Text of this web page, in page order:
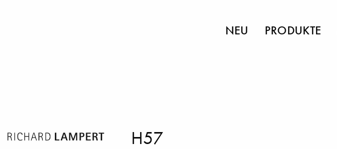
NEU PRODUKTE
H57